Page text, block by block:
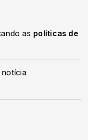
as políticas de